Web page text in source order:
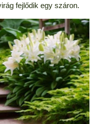
fejlődik egy száron.